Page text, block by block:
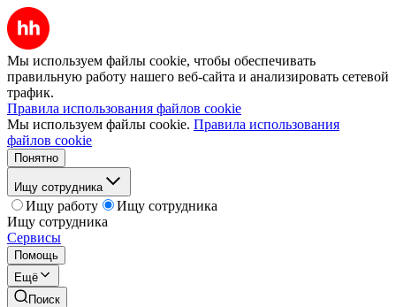
Мы используем файлы cookie, чтобы обеспечивать
правильную работу нашего веб-сайта и анализировать сетевой
трафик.
Правила использования файлов cookie
Мы используем файлы cookie. Правила использования
файлов cookie
Понятно
Ищу сотрудника
Ищу работу
Ищу сотрудника
Ищу сотрудника
Сервисы
Помощь
Ещё
Поиск